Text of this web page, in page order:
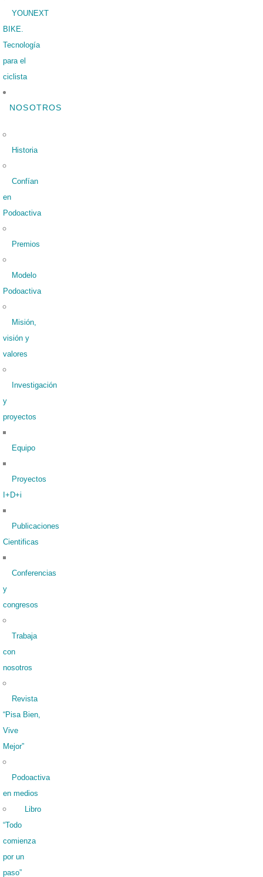
YOUNEXT
BIKE.
Tecnología
para el
ciclista
NOSOTROS
Historia
Confían
en
Podoactiva
Premios
Modelo
Podoactiva
Misión,
visión y
valores
Investigación
y
proyectos
Equipo
Proyectos
I+D+i
Publicaciones
Cientificas
Conferencias
y
congresos
Trabaja
con
nosotros
Revista
“Pisa Bien,
Vive
Mejor”
Podoactiva
en medios
Libro
“Todo
comienza
por un
paso”